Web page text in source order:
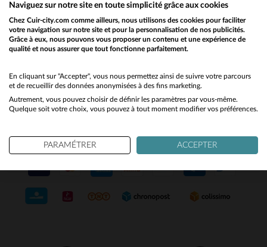
SERVICE CLIENT
Nos conseillers sont à votre écoute
du lundi au vendredi de 10h à 12h30
et de 13h30 à 18h.
NOS PARTENAIRES DE CONFIANCE
Would you like to be redirected to our English site?
No
Yes
Naviguez sur notre site en toute simplicité grâce aux cookies
Chez Cuir-city.com comme ailleurs, nous utilisons des cookies pour faciliter
votre navigation sur notre site et pour la personnalisation de nos publicités.
Grâce à eux, nous pouvons vous proposer un contenu et une expérience de
qualité et nous assurer que tout fonctionne parfaitement.
En cliquant sur "Accepter", vous nous permettez ainsi de suivre votre parcours
et de recueillir des données anonymisées à des fins marketing.
Autrement, vous pouvez choisir de définir les paramètres par vous-même.
Quelque soit votre choix, vous pouvez à tout moment modifier vos préférences.
PARAMÉTRER ACCEPTER